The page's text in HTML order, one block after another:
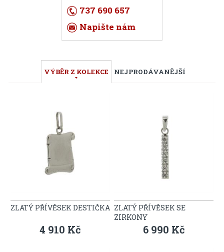
737 690 657
Napište nám
VÝBĚR Z KOLEKCE NEJPRODÁVANĚJŠÍ
ZLATÝ PŘÍVĚSEK DESTIČKA
4 910 Kč
ZLATÝ PŘÍVĚSEK SE
ZIRKONY
6 990 Kč